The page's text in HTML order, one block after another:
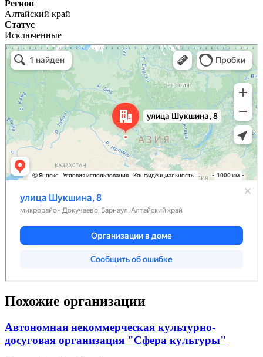
Регион
Алтайский край
Статус
Исключенные
Похожие организации
Автономная некоммерческая культурно-
досуговая организация "Сфера культуры"